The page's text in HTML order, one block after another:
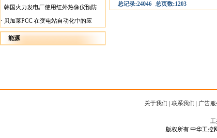
决方案
· 韩国火力发电厂使用红外热像仪预防
火灾
· 贝加莱PCC 在变电站自动化中的应
用
能源
总记录:24046 总页数:1203
关于我们 联系我们 广告
工
版权所有 中华工控